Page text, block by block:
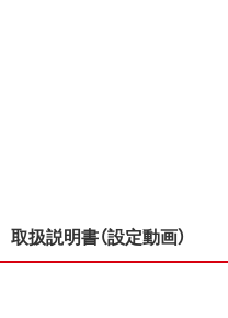
取扱説明書（設定動画）